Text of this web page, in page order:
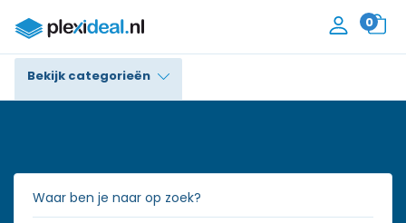
0
Bekijk categorieën
Trespa® / HPL